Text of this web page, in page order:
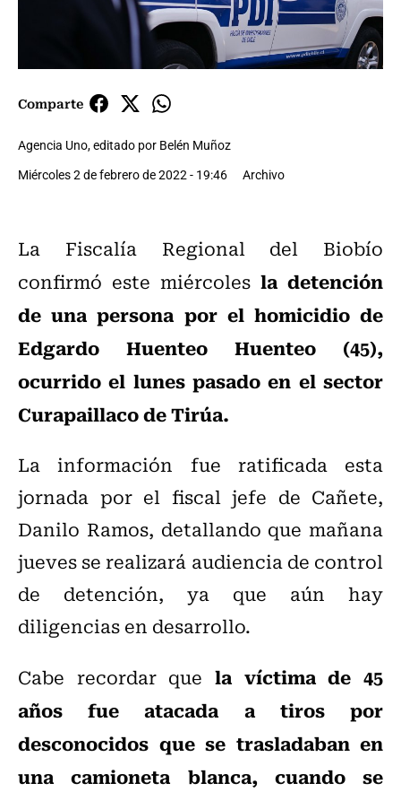
Comparte
Agencia Uno, editado por Belén Muñoz
Miércoles 2 de febrero de 2022 - 19:46
Archivo
La Fiscalía Regional del Biobío
confirmó este miércoles la detención
de una persona por el homicidio de
Edgardo Huenteo Huenteo (45),
ocurrido el lunes pasado en el sector
Curapaillaco de Tirúa.
La información fue ratificada esta
jornada por el fiscal jefe de Cañete,
Danilo Ramos, detallando que mañana
jueves se realizará audiencia de control
de detención, ya que aún hay
diligencias en desarrollo.
Cabe recordar que la víctima de 45
años fue atacada a tiros por
desconocidos que se trasladaban en
una camioneta blanca, cuando se